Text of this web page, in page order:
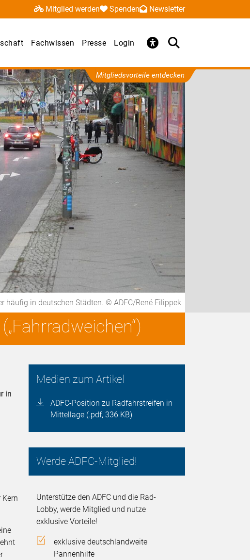
Mitglied werden Spenden Newsletter
Fachwissen Presse Login
Mitgliedsvorteile entdecken
häufig in deutschen Städten. © ADFC/René Filippek
Medien zum Artikel
ADFC-Position zu Radfahrstreifen in
Mittellage (.pdf, 336 KB)
Werde ADFC-Mitglied!
Unterstütze den ADFC und die Rad-
Lobby, werde Mitglied und nutze
exklusive Vorteile!
exklusive deutschlandweite
Pannenhilfe
in